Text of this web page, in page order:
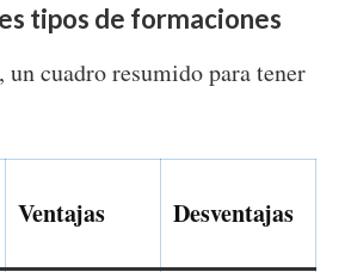
tipos de formaciones
cuadro resumido para tener
Ventajas Desventajas